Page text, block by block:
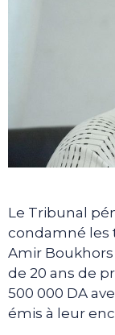
Le Tribunal
condamné les
Amir
de 20 ans de
500 000 DA
émis à leur